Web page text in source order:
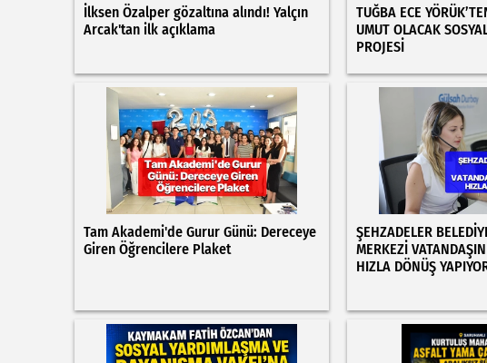
İlksen Özalper gözaltına alındı! Yalçın
Arcak'tan ilk açıklama
TUĞBA ECE
UMUT OLACAK
PROJESİ
Tam Akademi'de Gurur Günü: Dereceye
Giren Öğrencilere Plaket
ŞEHZADELER
MERKEZİ
HIZLA DÖNÜŞ